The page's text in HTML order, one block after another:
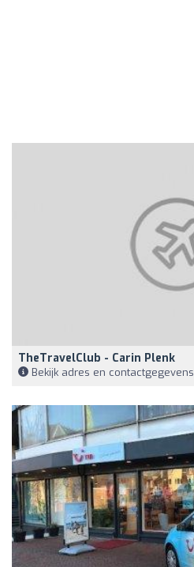
TheTravelClub - Carin Plenk
Bekijk adres en contactgegevens